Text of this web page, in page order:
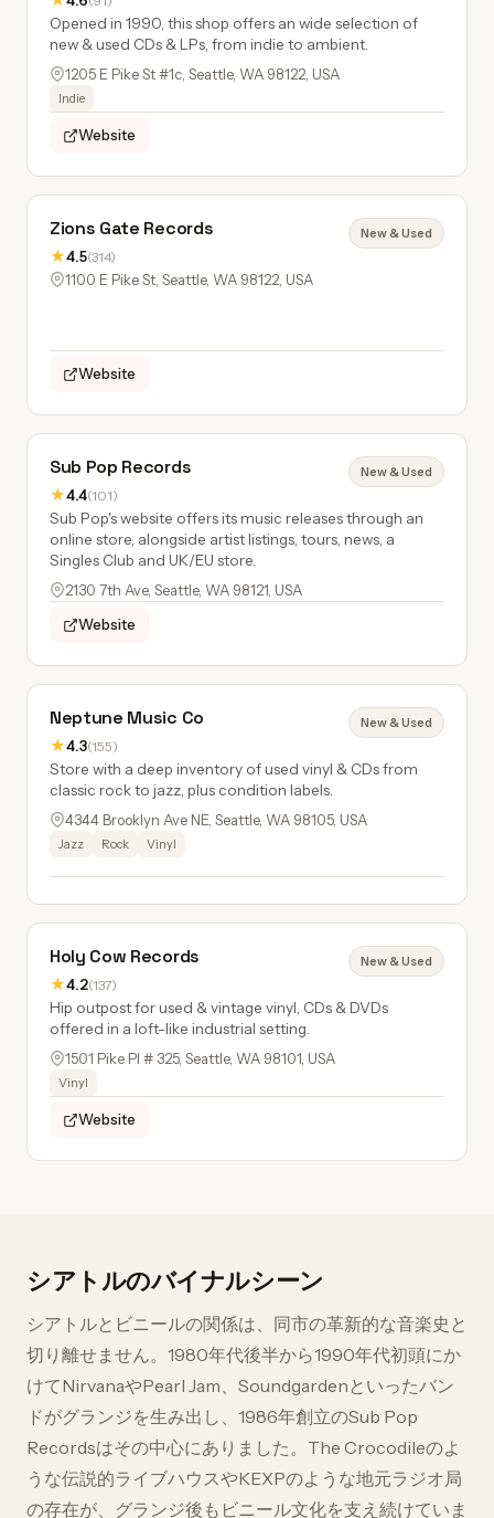
Opened in 1990, this shop offers an wide selection of
new & used CDs & LPs, from indie to ambient.
1205 E Pike St #1c, Seattle, WA 98122, USA
Indie
Website
Zions Gate Records
★4.5(314)
New & Used
1100 E Pike St, Seattle, WA 98122, USA
Website
Sub Pop Records
★4.4(101)
New & Used
Sub Pop's website offers its music releases through an
online store, alongside artist listings, tours, news, a
Singles Club and UK/EU store.
2130 7th Ave, Seattle, WA 98121, USA
Website
Neptune Music Co
★4.3(155)
New & Used
Store with a deep inventory of used vinyl & CDs from
classic rock to jazz, plus condition labels.
4344 Brooklyn Ave NE, Seattle, WA 98105, USA
Jazz Rock Vinyl
Holy Cow Records
★4.2(137)
New & Used
Hip outpost for used & vintage vinyl, CDs & DVDs
offered in a loft-like industrial setting.
1501 Pike Pl # 325, Seattle, WA 98101, USA
Vinyl
Website
シアトルのバイナルシーン
シアトルとビニールの関係は、同市の革新的な音楽史と
切り離せません。1980年代後半から1990年代初頭にか
けてNirvanaやPearl Jam、Soundgardenといったバン
ドがグランジを生み出し、1986年創立のSub Pop
Recordsはその中心にありました。The Crocodileのよ
うな伝説的ライブハウスやKEXPのような地元ラジオ局
の存在が、グランジ後もビニール文化を支え続けていま